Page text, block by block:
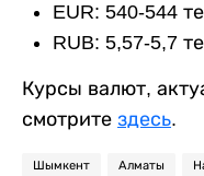
EUR: 540-544
RUB: 5,57-5,7
Курсы валют,
смотрите здесь.
Шымкент Алматы